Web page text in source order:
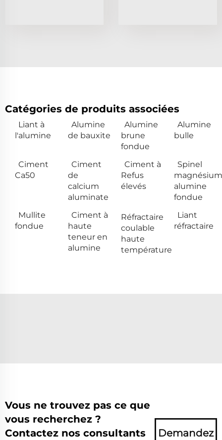
Catégories de produits associées
Liant à
l'alumine
Alumine
de bauxite
Alumine
brune
fondue
Alumine
bulle
Ciment
Ca50
Ciment
de
calcium
aluminate
Ciment à
Refus
élevés
Spinel
magnésium
alumine
fondue
Mullite
fondue
Ciment à
haute
teneur en
alumine
Réfractaire
coulable
haute
température
Liant
réfractaire
Vous ne trouvez pas ce que
vous recherchez ?
Contactez nos consultants
Demandez